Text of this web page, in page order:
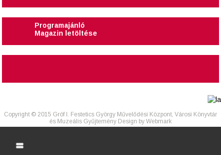
Programajánló
Magazin letöltése
Copyright © 2015 Gróf I. Festetics György Művelődési Központ, Városi Könyvtár
és Muzeális Gyűjtemény Design by Webmark